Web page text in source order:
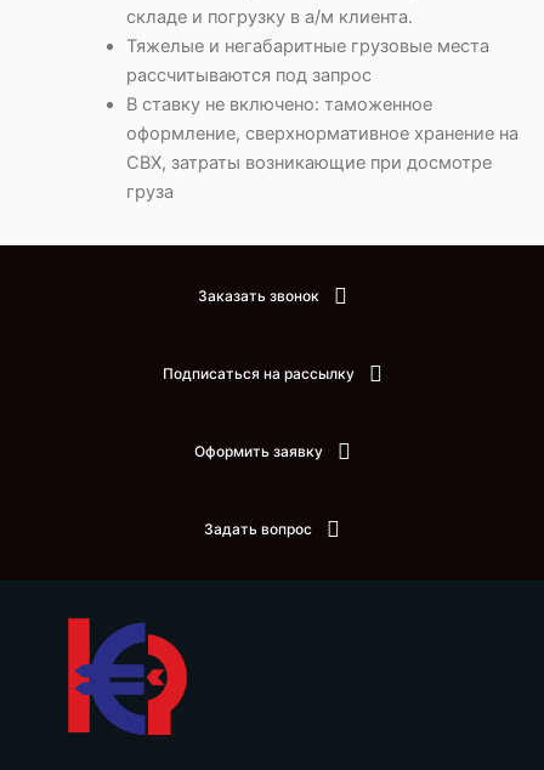
складе и погрузку в а/м клиента.
Тяжелые и негабаритные грузовые места
рассчитываются под запрос
В ставку не включено: таможенное
оформление, сверхнормативное хранение на
СВХ, затраты возникающие при досмотре
груза
Заказать звонок
Подписаться на рассылку
Оформить заявку
Задать вопрос